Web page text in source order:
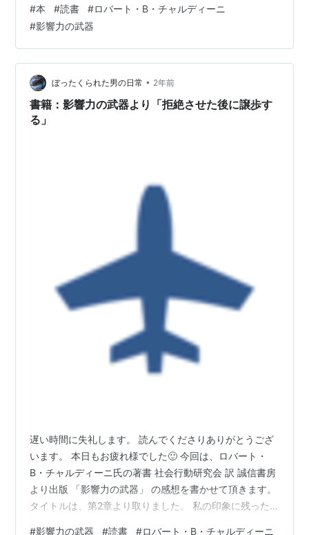
あるし、自然と使っているテクニックもあるだろうが、
こうやって体系的に知っておくと色々と応用がききそう
だ。 読んでいると、つい人間の心理を巧みに利用するこ
とばかり考えてしまうが、この本の趣旨は、そういうテ
クニックを教えるのではなくて、そういうセールスマン
から身を守るための対策がメインとなってい…
#本 #読書 #ロバート・B・チャルディーニ
#影響力の武器
ぼったくられた男の日常 • 2年前
書籍：影響力の武器より「拒絶させた後に譲歩す
る」
遅い時間に失礼します。 読んでくださりありがとうござ
います。 本日もお疲れ様でした🙂 今回は、ロバート・
B・チャルディーニ氏の著書 社会行動研究会 訳 誠信書房
より出版 「影響力の武器」 の感想を書かせて頂きます。
タイトルは、第2章より取りました。 私の印象に残った
#影響力の武器 #読書 #ロバート・B・チャルディーニ